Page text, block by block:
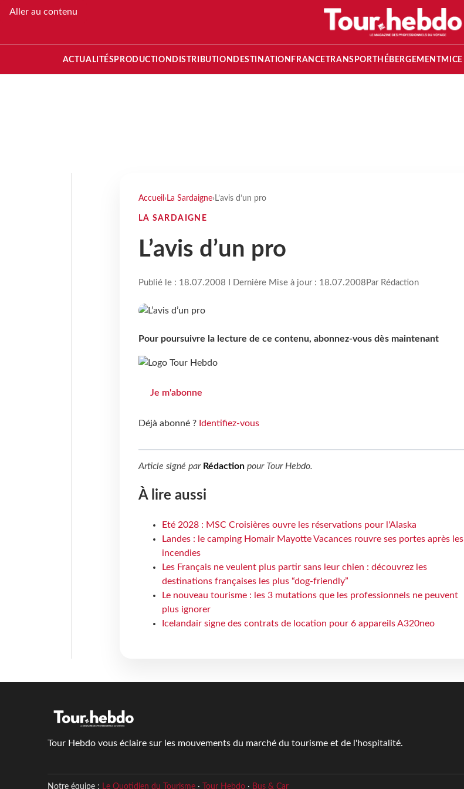
Aller au contenu
ACTUALITÉS PRODUCTION DISTRIBUTION DESTINATION FRANCETRANSPORT HÉBERGEMENTMICE
Accueil › La Sardaigne› L’avis d’un pro
LA SARDAIGNE
L’avis d’un pro
Publié le : 18.07.2008 I Dernière Mise à jour : 18.07.2008 Par Rédaction
Pour poursuivre la lecture de ce contenu, abonnez-vous dès maintenant
Je m'abonne
Déjà abonné ? Identifiez-vous
Article signé par Rédactionpour Tour Hebdo.
À lire aussi
Eté 2028 : MSC Croisières ouvre les réservations pour l'Alaska
Landes : le camping Homair Mayotte Vacances rouvre ses portes après les
incendies
Les Français ne veulent plus partir sans leur chien : découvrez les
destinations françaises les plus “dog-friendly”
Le nouveau tourisme : les 3 mutations que les professionnels ne peuvent
plus ignorer
Icelandair signe des contrats de location pour 6 appareils A320neo
Tour Hebdo vous éclaire sur les mouvements du marché du tourisme et de l'hospitalité.
Notre équipe : Le Quotidien du Tourisme· Tour Hebdo· Bus & Car